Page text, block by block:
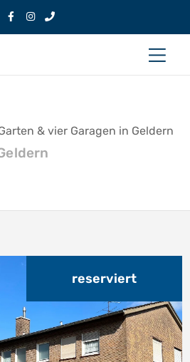
& vier Garagen in Geldern
reserviert